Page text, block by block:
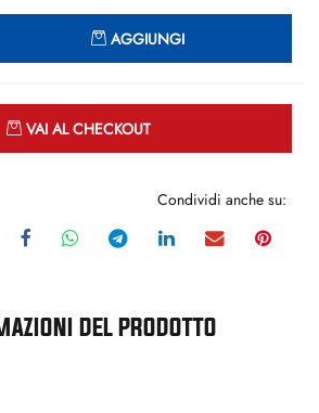
AGGIUNGI
VAI AL CHECKOUT
Condividi anche su:
DEL PRODOTTO